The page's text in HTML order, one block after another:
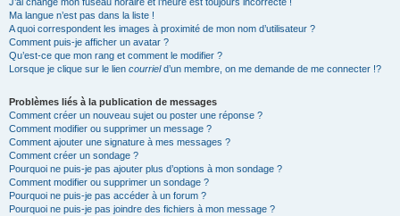
Ma langue n’est pas dans la liste !
A quoi correspondent les images à proximité de mon nom d’utilisateur ?
Comment puis-je afficher un avatar ?
Qu’est-ce que mon rang et comment le modifier ?
Lorsque je clique sur le lien courrield’un membre, on me demande de me connecter !?
Problèmes liés à la publication de messages
Comment créer un nouveau sujet ou poster une réponse ?
Comment modifier ou supprimer un message ?
Comment ajouter une signature à mes messages ?
Comment créer un sondage ?
Pourquoi ne puis-je pas ajouter plus d’options à mon sondage ?
Comment modifier ou supprimer un sondage ?
Pourquoi ne puis-je pas accéder à un forum ?
Pourquoi ne puis-je pas joindre des fichiers à mon message ?